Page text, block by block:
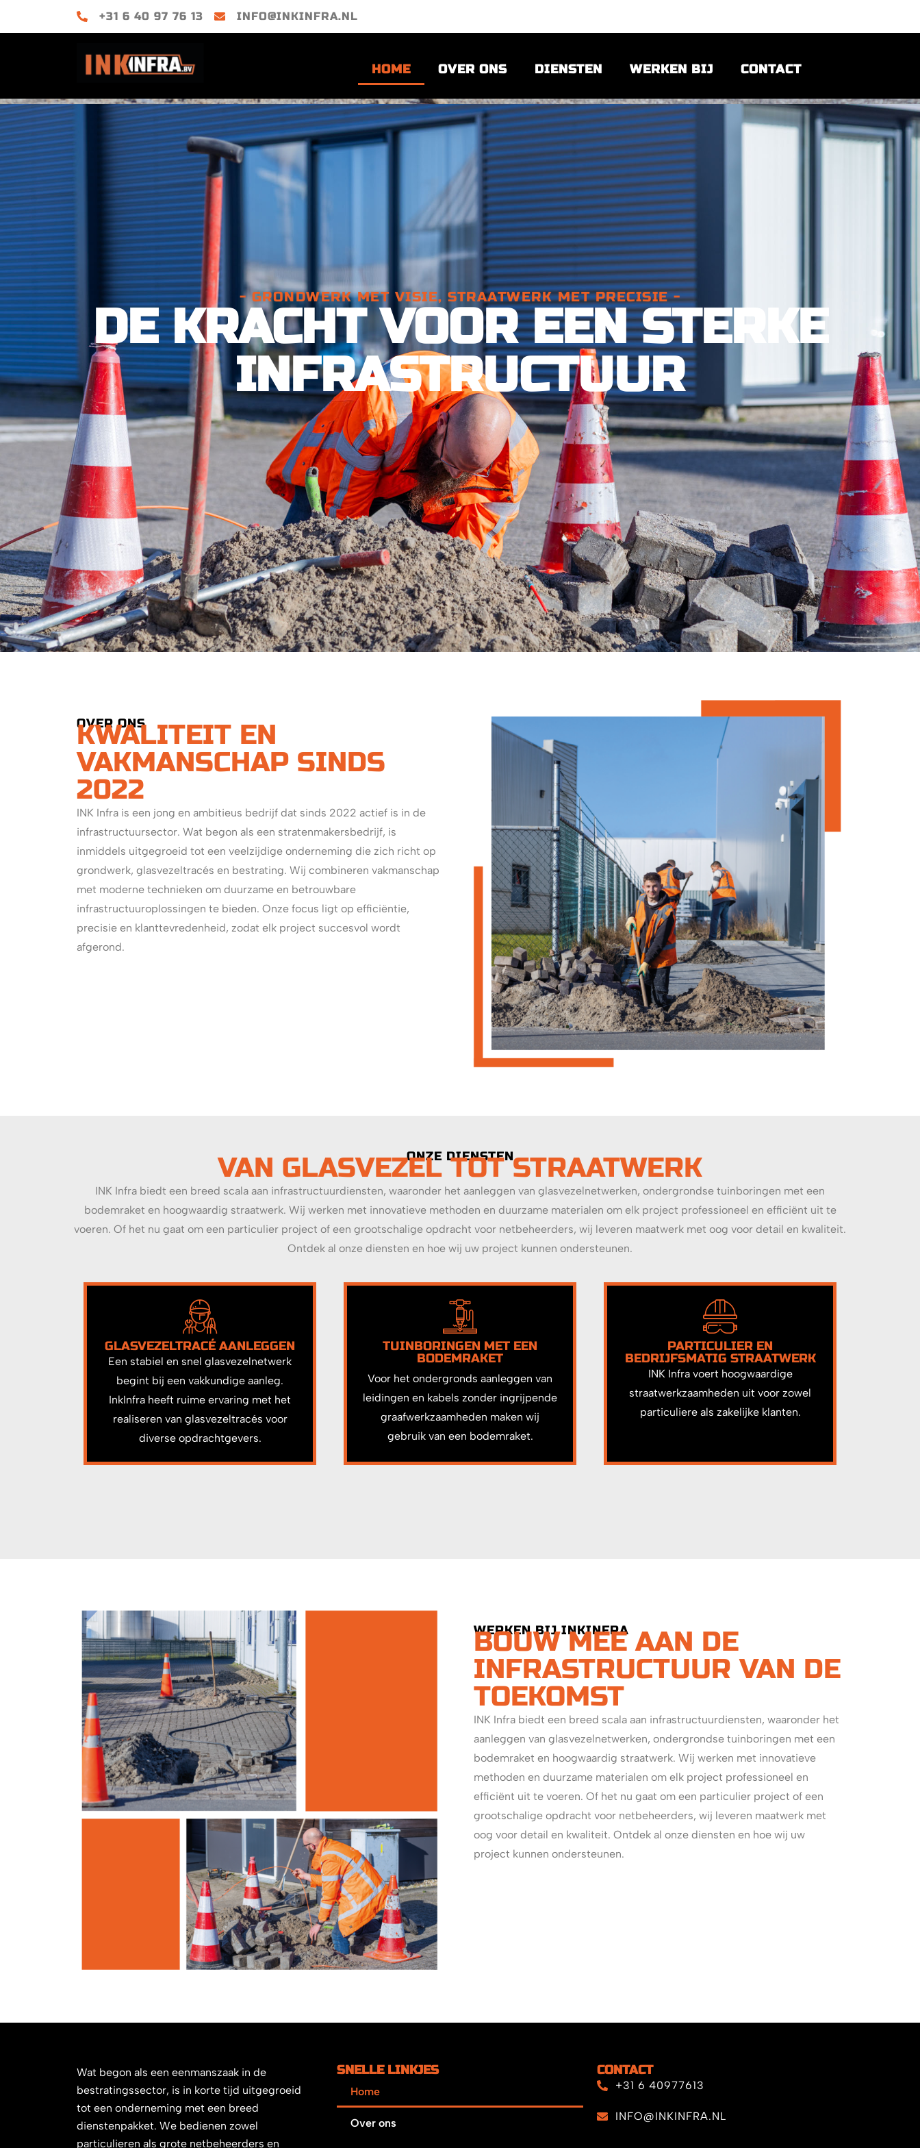
+31 6 40 97 76 13 INFO@INKINFRA.NL
HOME OVER ONS DIENSTEN WERKEN BIJ CONTACT
- GRONDWERK MET VISIE, STRAATWERK MET PRECISIE -
DE KRACHT VOOR EEN STERKE
INFRASTRUCTUUR
OVER ONS
KWALITEIT EN
VAKMANSCHAP SINDS
2022
INK Infra is een jong en ambitieus bedrijf dat sinds 2022 actief is in de
infrastructuursector. Wat begon als een stratenmakersbedrijf, is
inmiddels uitgegroeid tot een veelzijdige onderneming die zich richt op
grondwerk, glasvezeltracés en bestrating. Wij combineren vakmanschap
met moderne technieken om duurzame en betrouwbare
infrastructuuroplossingen te bieden. Onze focus ligt op efficiëntie,
precisie en klanttevredenheid, zodat elk project succesvol wordt
afgerond.
ONZE DIENSTEN
VAN GLASVEZEL TOT STRAATWERK
INK Infra biedt een breed scala aan infrastructuurdiensten, waaronder het aanleggen van glasvezelnetwerken, ondergrondse tuinboringen met een
bodemraket en hoogwaardig straatwerk. Wij werken met innovatieve methoden en duurzame materialen om elk project professioneel en efficiënt uit te
voeren. Of het nu gaat om een particulier project of een grootschalige opdracht voor netbeheerders, wij leveren maatwerk met oog voor detail en kwaliteit.
Ontdek al onze diensten en hoe wij uw project kunnen ondersteunen.
GLASVEZELTRACÉ AANLEGGEN
Een stabiel en snel glasvezelnetwerk
begint bij een vakkundige aanleg.
InkInfra heeft ruime ervaring met het
realiseren van glasvezeltracés voor
diverse opdrachtgevers.
TUINBORINGEN MET EEN
BODEMRAKET
Voor het ondergronds aanleggen van
leidingen en kabels zonder ingrijpende
graafwerkzaamheden maken wij
gebruik van een bodemraket.
PARTICULIER EN
BEDRIJFSMATIG STRAATWERK
INK Infra voert hoogwaardige
straatwerkzaamheden uit voor zowel
particuliere als zakelijke klanten.
WERKEN BIJ INKINFRA
BOUW MEE AAN DE
INFRASTRUCTUUR VAN DE
TOEKOMST
INK Infra biedt een breed scala aan infrastructuurdiensten, waaronder het
aanleggen van glasvezelnetwerken, ondergrondse tuinboringen met een
bodemraket en hoogwaardig straatwerk. Wij werken met innovatieve
methoden en duurzame materialen om elk project professioneel en
efficiënt uit te voeren. Of het nu gaat om een particulier project of een
grootschalige opdracht voor netbeheerders, wij leveren maatwerk met
oog voor detail en kwaliteit. Ontdek al onze diensten en hoe wij uw
project kunnen ondersteunen.
Wat begon als een eenmanszaak in de
bestratingssector, is in korte tijd uitgegroeid
tot een onderneming met een breed
dienstenpakket. We bedienen zowel
particulieren als grote netbeheerders en
SNELLE LINKJES
Home
Over ons
CONTACT
+31 6 40977613
INFO@INKINFRA.NL